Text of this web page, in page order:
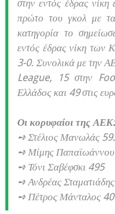
στην εντός έδρας
πρώτο του γκολ με
κατηγορία το
εντός έδρας νίκη των
3-0. Συνολικά με την
League, 15 στην
Ελλάδος και 49 στις
Οι κορυφαίοι της ΑΕΚ:
➺ Στέλιος Μανωλάς
➺ Μίμης
➺ Τόνι Σαβέφσκι 495
➺ Ανδρέας
➺ Πέτρος Μάνταλος